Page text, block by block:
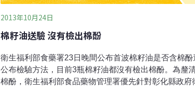
2013年10月24日
棉籽油送驗 沒有檢出棉酚
衛生福利部食藥署23日晚間公布首波棉籽油是否含棉
公布檢驗方法，目前3瓶棉籽油都沒有檢出棉酚。為釐
棉酚，衛生福利部食品藥物管理署優先針對彰化縣政府